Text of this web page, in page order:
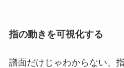
指の動きを可視化する
譜面だけじゃわからない、